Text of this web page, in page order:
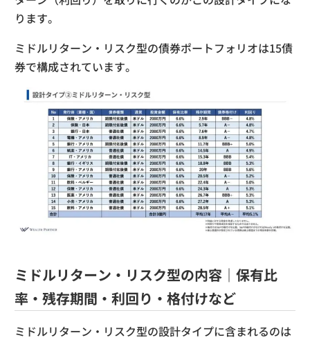
ります。
ミドルリターン・リスク型の債券ポートフォリオは15債
券で構成されています。
ミドルリターン・リスク型の内容｜保有比
率・残存期間・利回り・格付けなど
ミドルリターン・リスク型の設計タイプに含まれるのは